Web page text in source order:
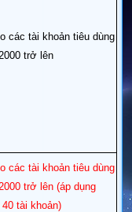
các tài khoản tiêu dùng
trở lên
các tài khoản tiêu dùng
trở lên (áp dụng
tài khoản)